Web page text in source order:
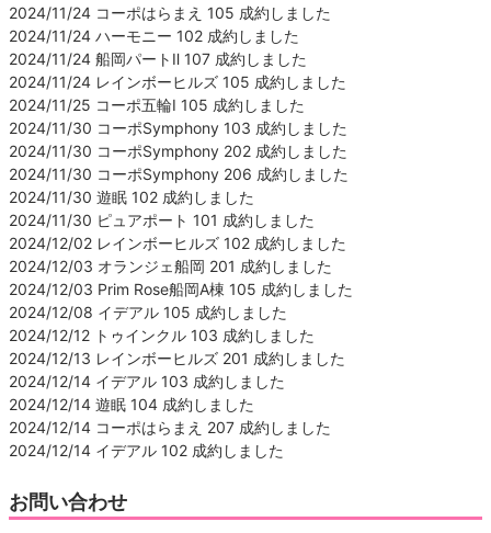
2024/11/24 コーポはらまえ 105 成約しました
2024/11/24 ハーモニー 102 成約しました
2024/11/24 船岡パートⅡ 107 成約しました
2024/11/24 レインボーヒルズ 105 成約しました
2024/11/25 コーポ五輪Ⅰ 105 成約しました
2024/11/30 コーポSymphony 103 成約しました
2024/11/30 コーポSymphony 202 成約しました
2024/11/30 コーポSymphony 206 成約しました
2024/11/30 遊眠 102 成約しました
2024/11/30 ピュアポート 101 成約しました
2024/12/02 レインボーヒルズ 102 成約しました
2024/12/03 オランジェ船岡 201 成約しました
2024/12/03 Prim Rose船岡A棟 105 成約しました
2024/12/08 イデアル 105 成約しました
2024/12/12 トゥインクル 103 成約しました
2024/12/13 レインボーヒルズ 201 成約しました
2024/12/14 イデアル 103 成約しました
2024/12/14 遊眠 104 成約しました
2024/12/14 コーポはらまえ 207 成約しました
2024/12/14 イデアル 102 成約しました
お問い合わせ